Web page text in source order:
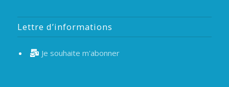
Lettre d’informations
Je souhaite m'abonner